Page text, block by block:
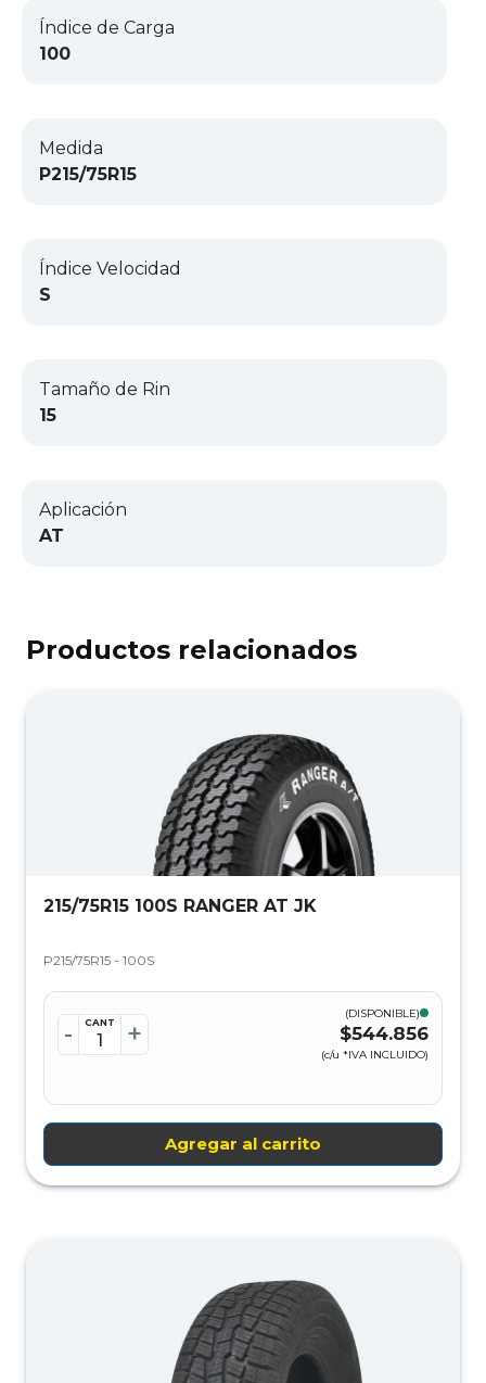
Índice de Carga
100
Medida
P215/75R15
Índice Velocidad
S
Tamaño de Rin
15
Aplicación
AT
Productos relacionados
215/75R15 100S RANGER AT JK
P215/75R15 - 100S
- CANT +
(DISPONIBLE)
$544.856
(c/u *IVA INCLUIDO)
Agregar al carrito